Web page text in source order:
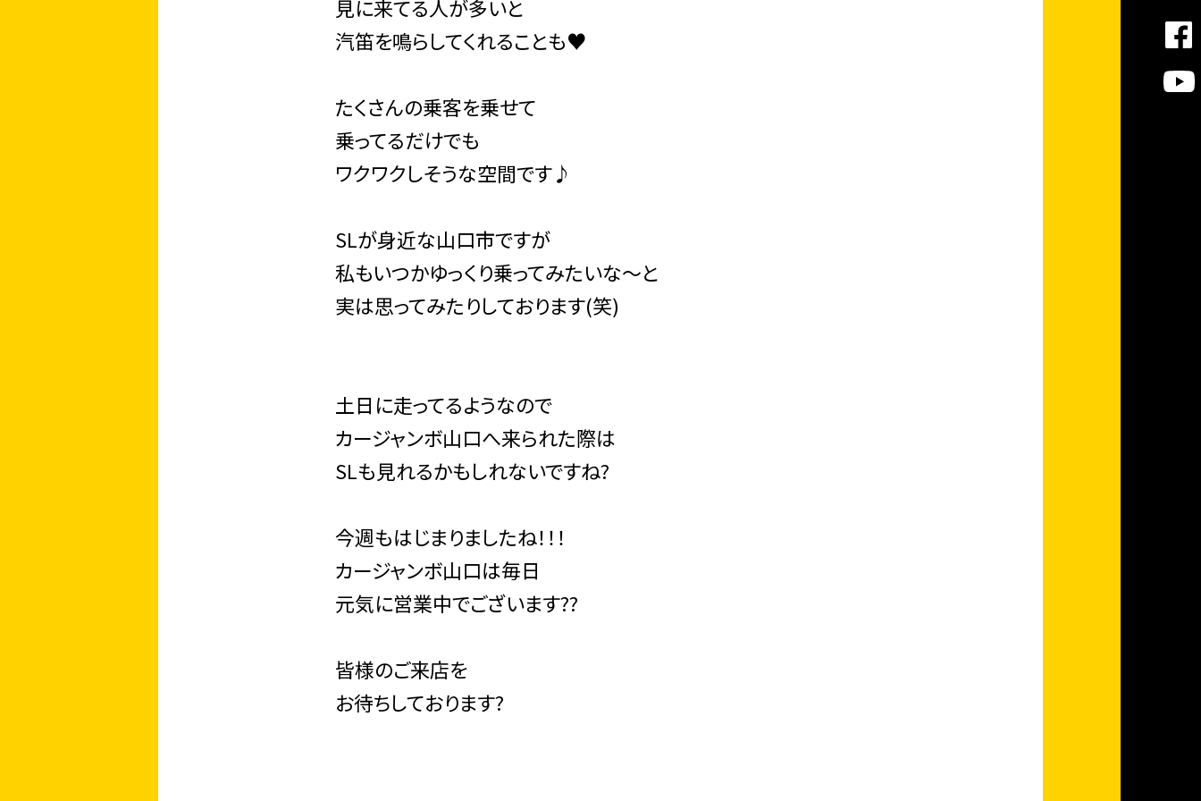
見に来てる人が多いと
汽笛を鳴らしてくれることも♥
たくさんの乗客を乗せて
乗ってるだけでも
ワクワクしそうな空間です♪
SLが身近な山口市ですが
私もいつかゆっくり乗ってみたいな～と
実は思ってみたりしております(笑)
土日に走ってるようなので
カージャンボ山口へ来られた際は
SLも見れるかもしれないですね?
今週もはじまりましたね！！！
カージャンボ山口は毎日
元気に営業中でございます??
皆様のご来店を
お待ちしております?